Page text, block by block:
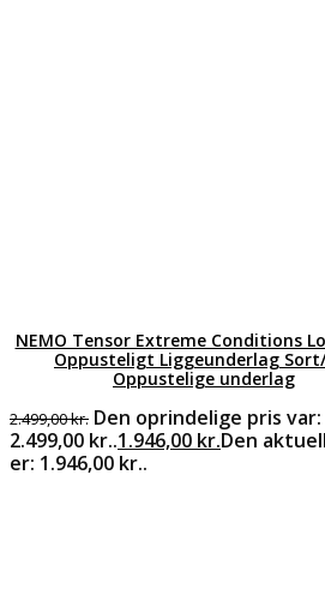
NEMO Tensor Extreme Conditions
Oppusteligt Liggeunderlag
Oppustelige underlag
2.499,00kr. Den oprindelige pris var:
2.499,00 kr..1.946,00 kr.Den
er: 1.946,00 kr..